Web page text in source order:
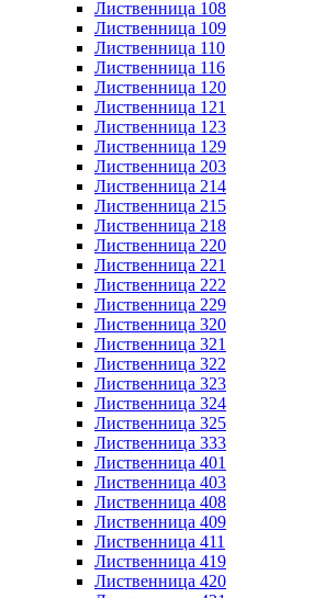
Лиственница 108
Лиственница 109
Лиственница 110
Лиственница 116
Лиственница 120
Лиственница 121
Лиственница 123
Лиственница 129
Лиственница 203
Лиственница 214
Лиственница 215
Лиственница 218
Лиственница 220
Лиственница 221
Лиственница 222
Лиственница 229
Лиственница 320
Лиственница 321
Лиственница 322
Лиственница 323
Лиственница 324
Лиственница 325
Лиственница 333
Лиственница 401
Лиственница 403
Лиственница 408
Лиственница 409
Лиственница 411
Лиственница 419
Лиственница 420